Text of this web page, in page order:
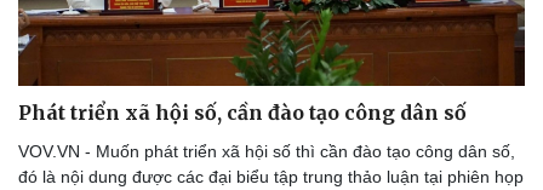
Phát triển xã hội số, cần đào tạo công dân số
VOV.VN - Muốn phát triển xã hội số thì cần đào tạo công dân số,
đó là nội dung được các đại biểu tập trung thảo luận tại phiên họp